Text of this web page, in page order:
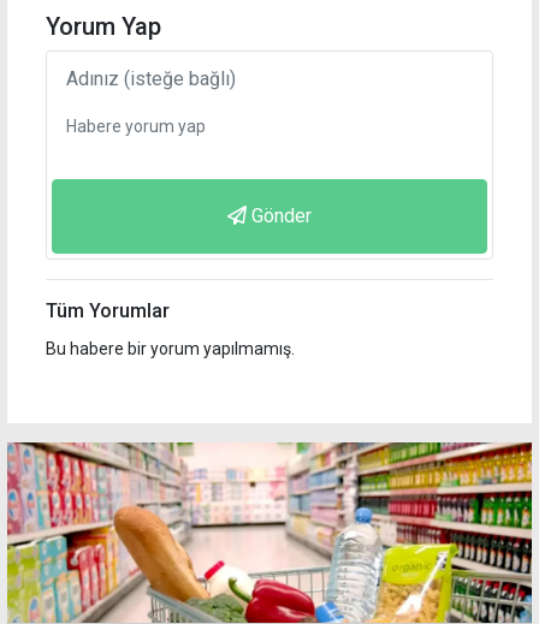
Yorum Yap
Gönder
Tüm Yorumlar
Bu habere bir yorum yapılmamış.